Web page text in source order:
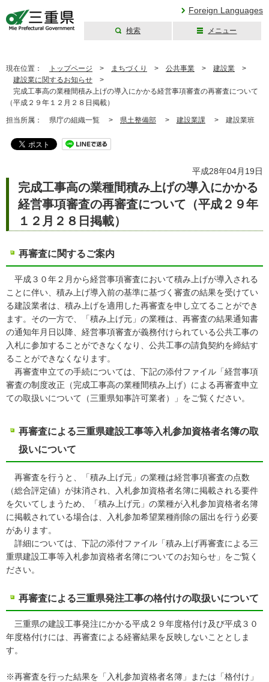
Foreign Languages
検索 メニュー
現在位置： トップページ > まちづくり > 公共事業 > 建設業 >
建設業に関するお知らせ >
完成工事高の業種間積み上げの導入にかかる経営事項審査の再審査について
（平成２９年１２月２８日掲載）
担当所属： 県庁の組織一覧 > 県土整備部 > 建設業課 > 建設業班
平成28年04月19日
完成工事高の業種間積み上げの導入にかかる
経営事項審査の再審査について（平成２９年
１２月２８日掲載）
再審査に関するご案内
平成３０年２月から経営事項審査において積み上げが導入される
ことに伴い、積み上げ導入前の基準に基づく審査の結果を受けてい
る建設業者は、積み上げを適用した再審査を申し立てることができ
ます。その一方で、「積み上げ元」の業種は、再審査の結果通知書
の通知年月日以降、経営事項審査が義務付けられている公共工事の
入札に参加することができなくなり、公共工事の請負契約を締結す
ることができなくなります。
再審査申立ての手続については、下記の添付ファイル「経営事項
審査の制度改正（完成工事高の業種間積み上げ）による再審査申立
ての取扱いについて（三重県知事許可業者）」をご覧ください。
再審査による三重県建設工事等入札参加資格者名簿の取
扱いについて
再審査を行うと、「積み上げ元」の業種は経営事項審査の点数
（総合評定値）が抹消され、入札参加資格者名簿に掲載される要件
を欠いてしまうため、「積み上げ元」の業種が入札参加資格者名簿
に掲載されている場合は、入札参加希望業種削除の届出を行う必要
があります。
詳細については、下記の添付ファイル「積み上げ再審査による三
重県建設工事等入札参加資格者名簿についてのお知らせ」をご覧く
ださい。
再審査による三重県発注工事の格付けの取扱いについて
三重県の建設工事発注にかかる平成２９年度格付け及び平成３０
年度格付けには、再審査による経審結果を反映しないこととしま
す。
※再審査を行った結果を「入札参加資格者名簿」または「格付け」